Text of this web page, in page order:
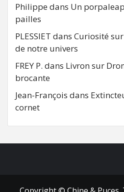
Philippe dans Un
pailles
PLESSIET dans Curiosité
de notre univers
FREY P. dans Livron sur
brocante
Jean-François dans
cornet